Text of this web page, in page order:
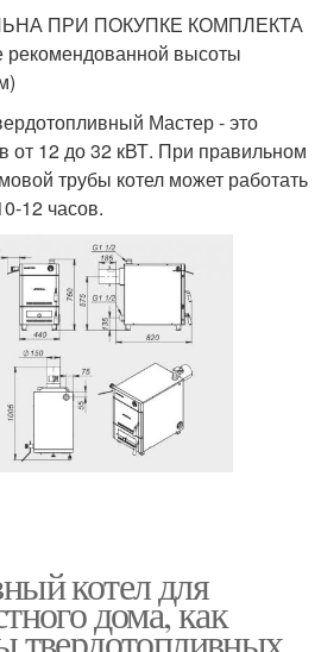
ПРИ ПОКУПКЕ КОМПЛЕКТА
высоты
Мастер - это
от 12 до 32 кВТ. При правильном
трубы котел может работать
12 часов.
котел для
дома, как
твердотопливных